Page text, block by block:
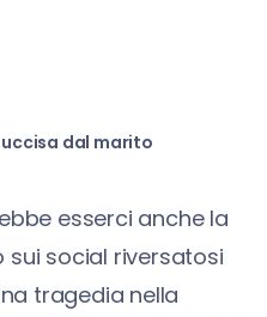
dal marito
esserci anche la
sui social riversatosi
tragedia nella